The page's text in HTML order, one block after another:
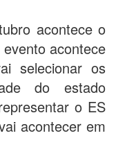
acontece o
acontece
selecionar os
do estado
o ES
acontecer em